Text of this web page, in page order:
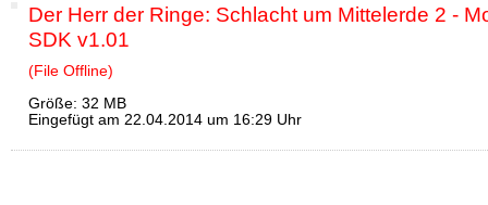
Der Herr der Ringe: Schlacht um Mittelerde 2 -
SDK v1.01
(File Offline)
Größe: 32 MB
Eingefügt am 22.04.2014 um 16:29 Uhr